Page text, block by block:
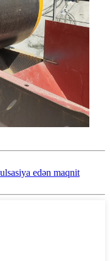
edən maqnit